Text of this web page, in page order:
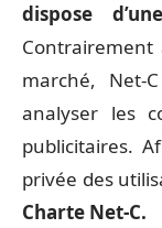
dispose
marché, Net-
analyser les
publicitaires.
privée des
Charte Net-C.